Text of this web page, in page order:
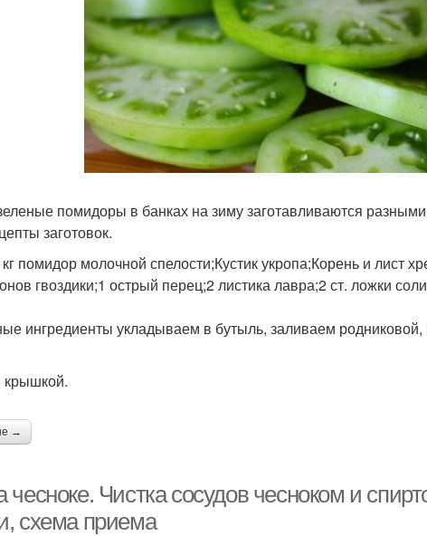
помидоры в банках на зиму заготавливаются
заготовок.
помидор молочной спелости;Кустик укропа;Корень и лист
гвоздики;1 острый перец;2 листика лавра;2 ст. ложки
ингредиенты укладываем в бутыль, заливаем
крышкой.
→
чесноке. Чистка сосудов чесноком и
схема приема